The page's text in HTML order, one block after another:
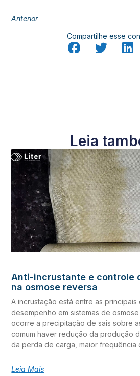
Anterior
Compartilhe esse
Leia
Anti-incrustante e controle
na osmose reversa
A incrustação está entre as
desempenho em sistemas de
ocorre a precipitação de sais sobre
comum haver redução da produção
da perda de carga, maior frequência
sistemas de osmose reversa é uma
Leia Mais